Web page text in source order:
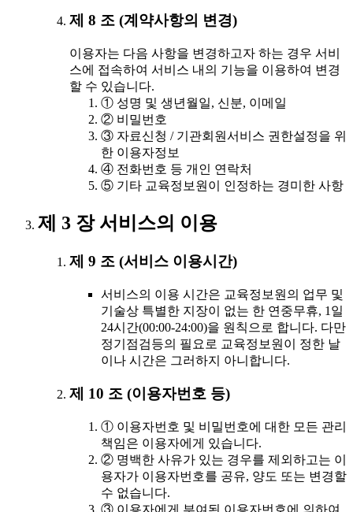
제 8 조 (계약사항의 변경)
이용자는 다음 사항을 변경하고자 하는 경우 서비
스에 접속하여 서비스 내의 기능을 이용하여 변경
할 수 있습니다.
① 성명 및 생년월일, 신분, 이메일
② 비밀번호
③ 자료신청 / 기관회원서비스 권한설정을 위
한 이용자정보
④ 전화번호 등 개인 연락처
⑤ 기타 교육정보원이 인정하는 경미한 사항
제 3 장 서비스의 이용
제 9 조 (서비스 이용시간)
서비스의 이용 시간은 교육정보원의 업무 및
기술상 특별한 지장이 없는 한 연중무휴, 1일
24시간(00:00-24:00)을 원칙으로 합니다. 다만
정기점검등의 필요로 교육정보원이 정한 날
이나 시간은 그러하지 아니합니다.
제 10 조 (이용자번호 등)
① 이용자번호 및 비밀번호에 대한 모든 관리
책임은 이용자에게 있습니다.
② 명백한 사유가 있는 경우를 제외하고는 이
용자가 이용자번호를 공유, 양도 또는 변경할
수 없습니다.
③ 이용자에게 부여된 이용자번호에 의하여